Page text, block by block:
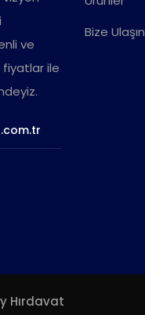
ve
ile
Bize Ulaşın
Hırdavat